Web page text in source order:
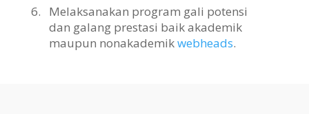
6.
Melaksanakan program gali potensi
dan galang prestasi baik akademik
maupun nonakademikwebheads.